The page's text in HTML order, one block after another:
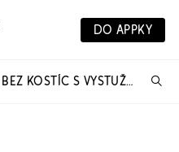
DO APPKY
MINIMIZER PODPRSENKA BEZ KOSTÍC S VYSTUŽENÝMI RAMIENKAMI